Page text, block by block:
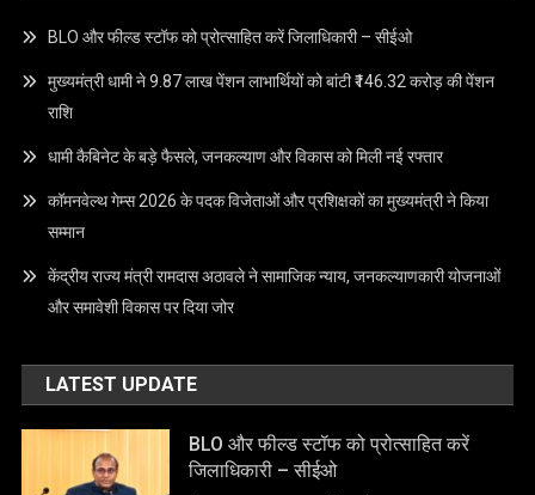
BLO और फील्ड स्टॉफ को प्रोत्साहित करें जिलाधिकारी – सीईओ
मुख्यमंत्री धामी ने 9.87 लाख पेंशन लाभार्थियों को बांटी ₹146.32 करोड़ की पेंशन
राशि
धामी कैबिनेट के बड़े फैसले, जनकल्याण और विकास को मिली नई रफ्तार
कॉमनवेल्थ गेम्स 2026 के पदक विजेताओं और प्रशिक्षकों का मुख्यमंत्री ने किया
सम्मान
केंद्रीय राज्य मंत्री रामदास अठावले ने सामाजिक न्याय, जनकल्याणकारी योजनाओं
और समावेशी विकास पर दिया जोर
LATEST UPDATE
BLO और फील्ड स्टॉफ को प्रोत्साहित करें
जिलाधिकारी – सीईओ